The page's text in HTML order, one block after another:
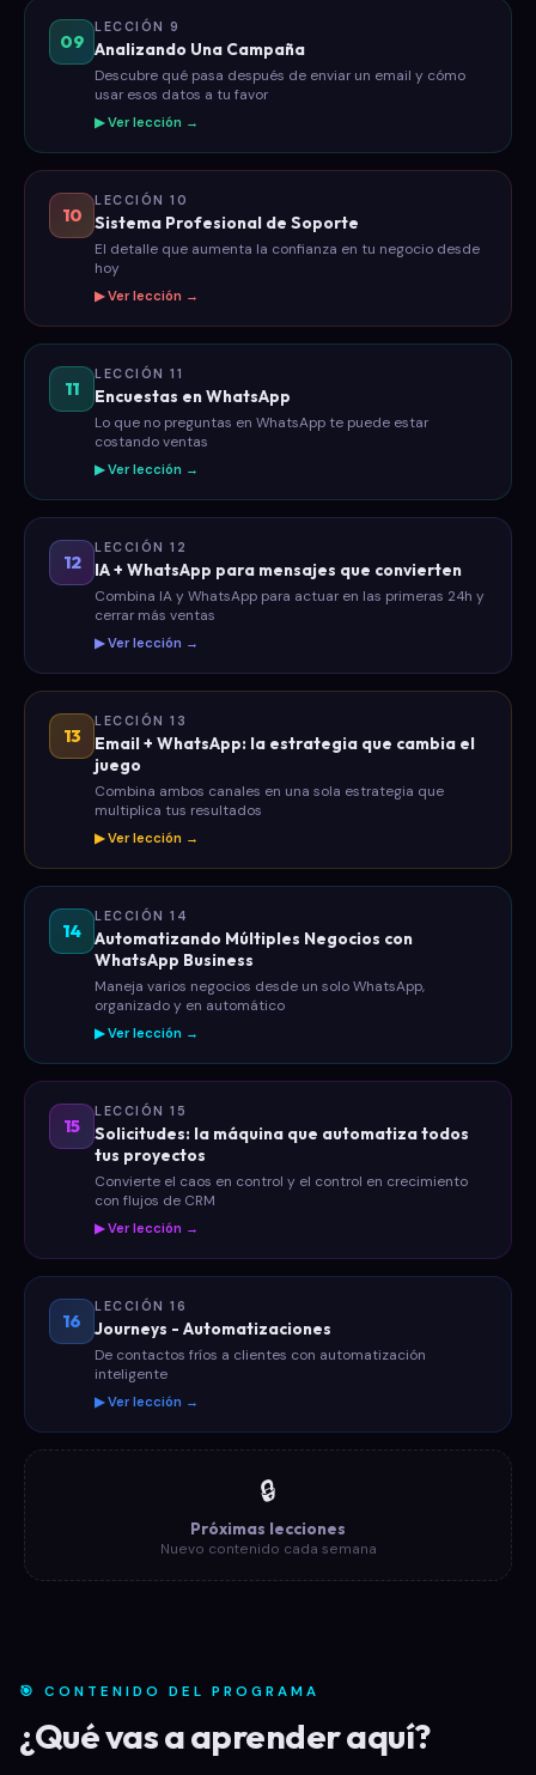
09
LECCIÓN 9
Analizando Una Campaña
Descubre qué pasa después de enviar un email y cómo
usar esos datos a tu favor
▶ Ver lección →
10
LECCIÓN 10
Sistema Profesional de Soporte
El detalle que aumenta la confianza en tu negocio desde
hoy
▶ Ver lección →
11
LECCIÓN 11
Encuestas en WhatsApp
Lo que no preguntas en WhatsApp te puede estar
costando ventas
▶ Ver lección →
12
LECCIÓN 12
IA + WhatsApp para mensajes que convierten
Combina IA y WhatsApp para actuar en las primeras 24h y
cerrar más ventas
▶ Ver lección →
13
LECCIÓN 13
Email + WhatsApp: la estrategia que cambia el
juego
Combina ambos canales en una sola estrategia que
multiplica tus resultados
▶ Ver lección →
14
LECCIÓN 14
Automatizando Múltiples Negocios con
WhatsApp Business
Maneja varios negocios desde un solo WhatsApp,
organizado y en automático
▶ Ver lección →
15
LECCIÓN 15
Solicitudes: la máquina que automatiza todos
tus proyectos
Convierte el caos en control y el control en crecimiento
con flujos de CRM
▶ Ver lección →
16
LECCIÓN 16
Journeys - Automatizaciones
De contactos fríos a clientes con automatización
inteligente
▶ Ver lección →
🔒
Próximas lecciones
Nuevo contenido cada semana
🎯 CONTENIDO DEL PROGRAMA
¿Qué vas a aprender aquí?